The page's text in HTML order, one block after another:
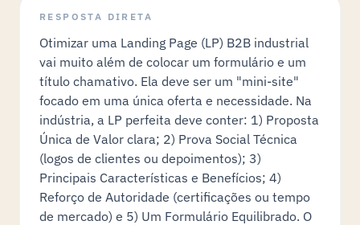
RESPOSTA DIRETA
Otimizar uma Landing Page (LP) B2B industrial
vai muito além de colocar um formulário e um
título chamativo. Ela deve ser um "mini-site"
focado em uma única oferta e necessidade. Na
indústria, a LP perfeita deve conter: 1) Proposta
Única de Valor clara; 2) Prova Social Técnica
(logos de clientes ou depoimentos); 3)
Principais Características e Benefícios; 4)
Reforço de Autoridade (certificações ou tempo
de mercado) e 5) Um Formulário Equilibrado. O